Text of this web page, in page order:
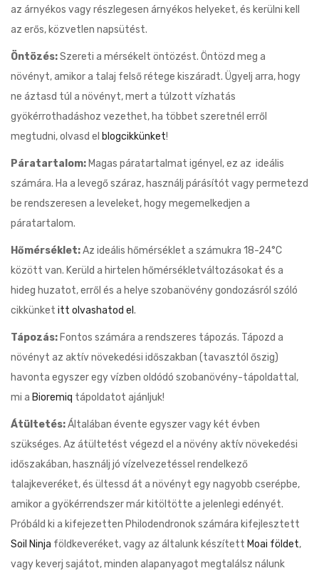
az árnyékos vagy részlegesen árnyékos helyeket, és kerülni kell
az erős, közvetlen napsütést.
Öntözés:Szereti a mérsékelt öntözést. Öntözd meg a
növényt, amikor a talaj felső rétege kiszáradt. Ügyelj arra, hogy
ne áztasd túl a növényt, mert a túlzott vízhatás
gyökérrothadáshoz vezethet, ha többet szeretnél erről
megtudni, olvasd el blogcikkünket!
Páratartalom: Magas páratartalmat igényel, ez az ideális
számára. Ha a levegő száraz, használj párásítót vagy permetezd
be rendszeresen a leveleket, hogy megemelkedjen a
páratartalom.
Hőmérséklet:Az ideális hőmérséklet a számukra 18-24°C
között van. Kerüld a hirtelen hőmérsékletváltozásokat és a
hideg huzatot, erről és a helye szobanövény gondozásról szóló
cikkünket itt olvashatod el .
Tápozás: Fontos számára a rendszeres tápozás. Tápozd a
növényt az aktív növekedési időszakban (tavasztól őszig)
havonta egyszer egy vízben oldódó szobanövény-tápoldattal,
mi a Bioremiq tápoldatot ajánljuk!
Átültetés:Általában évente egyszer vagy két évben
szükséges. Az átültetést végezd el a növény aktív növekedési
időszakában, használj jó vízelvezetéssel rendelkező
talajkeveréket, és ültessd át a növényt egy nagyobb cserépbe,
amikor a gyökérrendszer már kitöltötte a jelenlegi edényét.
Próbáld ki a kifejezetten Philodendronok számára kifejlesztett
Soil Ninja földkeveréket, vagy az általunk készített Moai földet,
vagy keverj sajátot, minden alapanyagot megtalálsz nálunk